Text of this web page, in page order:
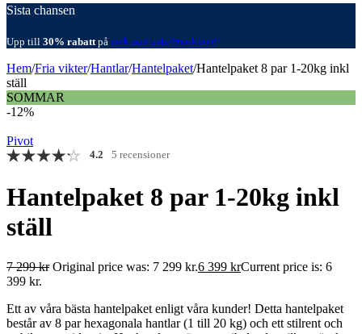
Sista chansen
Upp till 30% rabattpå rack och kabelmaskiner!
Hem/Fria vikter/Hantlar/Hantelpaket/Hantelpaket 8 par 1-20kg inkl
ställ
SOMMAR
-12%
Pivot
4.2 5 recensioner
Hantelpaket 8 par 1-20kg inkl
ställ
7 299kr Original price was: 7 299 kr.6 399 krCurrent price is: 6
399 kr.
Ett av våra bästa hantelpaket enligt våra kunder! Detta hantelpaket
består av 8 par hexagonala hantlar (1 till 20 kg) och ett stilrent och